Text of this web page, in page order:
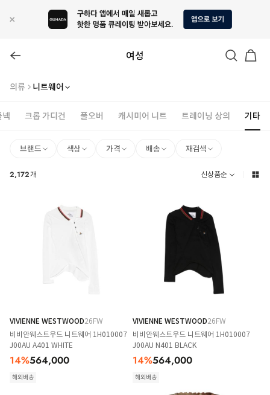
여성
의류 니트웨어
넥 크롭 가디건 풀오버 캐시미어 니트 트레이닝 상의 기타
브랜드 색상 가격 배송 재검색
2,172개 신상품순
VIVIENNE WESTWOOD26FW
비비안웨스트우드 니트웨어 1H010007
J00AU A401 WHITE
14%564,000
해외배송
VIVIENNE WESTWOOD26FW
비비안웨스트우드 니트웨어 1H010007
J00AU N401 BLACK
14%564,000
해외배송